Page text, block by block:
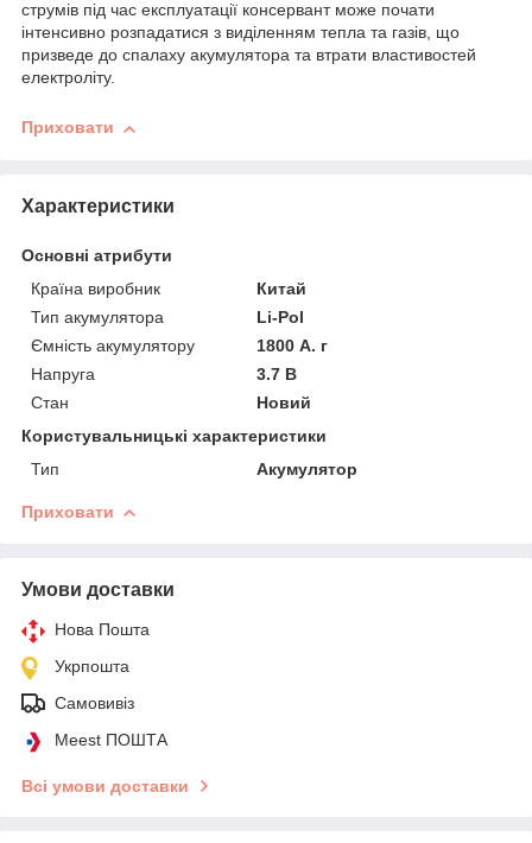
струмів під час експлуатації консервант може почати
інтенсивно розпадатися з виділенням тепла та газів, що
призведе до спалаху акумулятора та втрати властивостей
електроліту.
Приховати
Характеристики
Основні атрибути
Країна виробник
Китай
Тип акумулятора
Li-Pol
Ємність акумулятору
1800 А. г
Напруга
3.7 В
Стан
Новий
Користувальницькі характеристики
Тип
Акумулятор
Приховати
Умови доставки
Нова Пошта
Укрпошта
Самовивіз
Meest ПОШТА
Всі умови доставки